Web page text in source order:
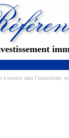
à investir dans l’immobilier, en